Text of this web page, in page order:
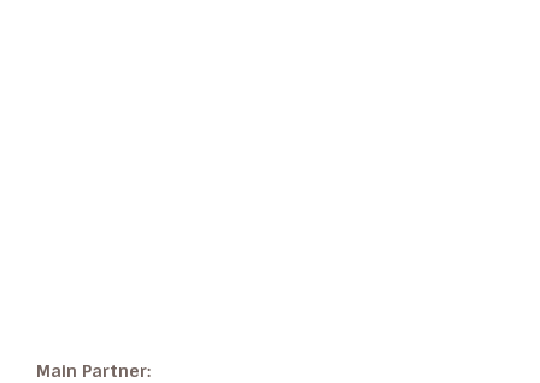
Main Partner: